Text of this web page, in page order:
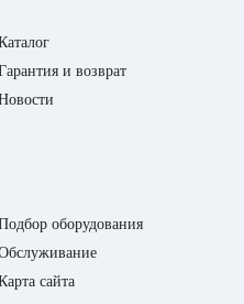
Уровень шума в/б, Дб
Бренди возврат
оборудования
сайта